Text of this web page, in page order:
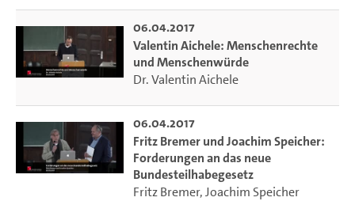
06.04.2017
Valentin Aichele: Menschenrechte
und Menschenwürde
Dr. Valentin Aichele
06.04.2017
Fritz Bremer und Joachim Speicher:
Forderungen an das neue
Bundesteilhabegesetz
Fritz Bremer,Joachim Speicher